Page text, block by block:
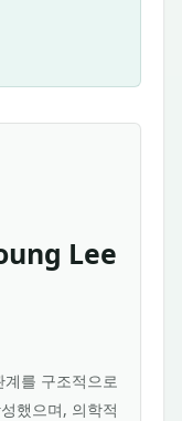
Lee
를 구조적으로
했으며, 의학적